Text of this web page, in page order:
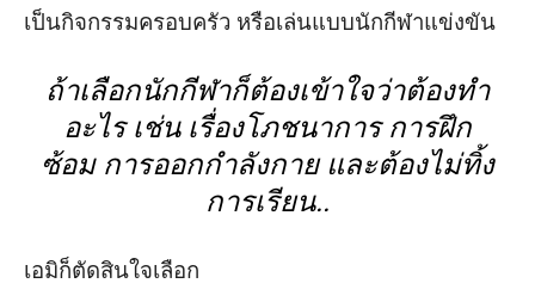
เป็นกิจกรรมครอบครัว หรือเล่นแบบนักกีฬาแข่งขัน
ถ้าเลือกนักกีฬาก็ต้องเข้าใจว่าต้องทำ
อะไร เช่น เรื่องโภชนาการ การฝึก
ซ้อม การออกกำลังกาย และต้องไม่ทิ้ง
การเรียน..
เอมิก็ตัดสินใจเลือก